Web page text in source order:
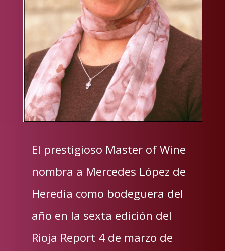
El prestigioso Master of Wine
nombra a Mercedes López de
Heredia como bodeguera del
año en la sexta edición del
Rioja Report 4 de marzo de